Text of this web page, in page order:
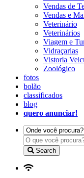
Vendas de
Vendas e
Veterinário
Veterinários
Viagem e
Vidraçarias
Vistoria
Zoológico
fotos
bolão
classificados
blog
quero anunciar!
Search